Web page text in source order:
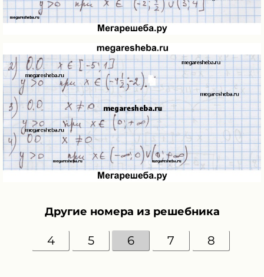
Другие номера из решебника
4 5 6 7 8